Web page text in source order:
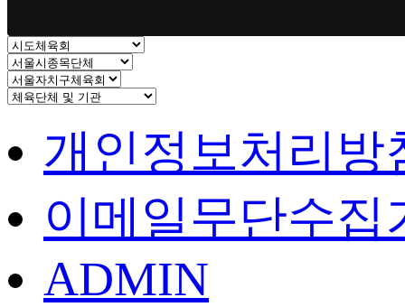
개인정보처리방
이메일무단수집
ADMIN